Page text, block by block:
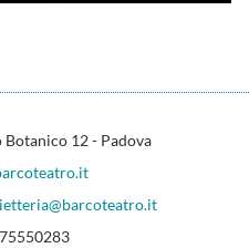
12 - Padova